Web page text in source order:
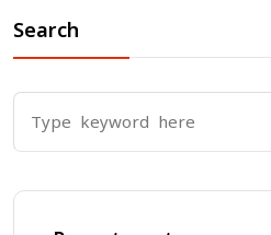
Search